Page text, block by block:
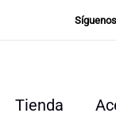
Síguenos
Tienda